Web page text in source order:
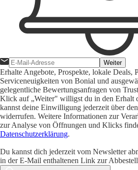
Weiter
Erhalte Angebote, Prospekte, lokale Deals,
Serviceneuigkeiten von Bonial und
gelegentliche Bewertungsanfragen von
Klick auf „Weiter" willigst du in den Erhalt
kannst deine Einwilligung jederzeit über
widerrufen. Weitere Informationen zur
zur Analyse von Öffnungen und Klicks
Datenschutzerklärung.
Du kannst dich jederzeit vom Newsletter
in der E-Mail enthaltenen Link zur